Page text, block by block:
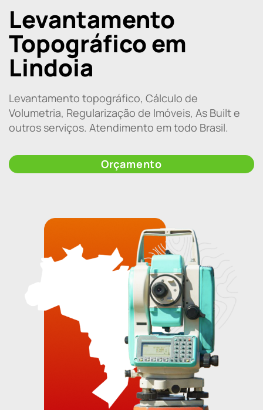
Levantamento
Topográfico em
Lindoia
Levantamento topográfico, Cálculo de
Volumetria, Regularização de Imóveis, As Built e
outros serviços. Atendimento em todo Brasil.
Orçamento